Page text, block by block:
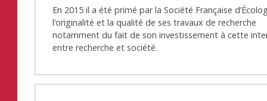
En 2015 il a été primé par la Société Française
l’originalité et la qualité de ses travaux de recherche
notamment du fait de son investissement à cette
entre recherche et société.